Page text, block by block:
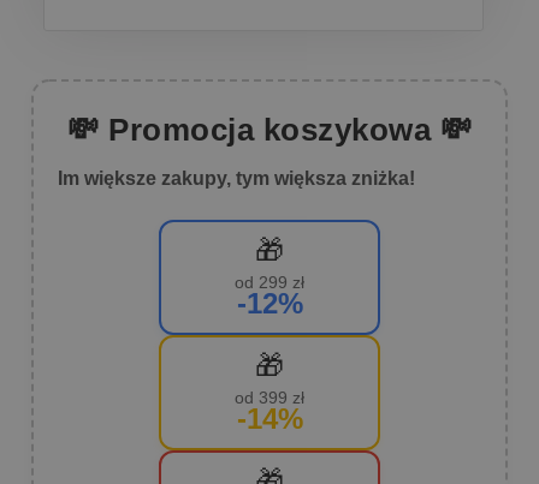
💸 Promocja koszykowa 💸
Im większe zakupy, tym większa zniżka!
🎁
od 299 zł
-12%
🎁
od 399 zł
-14%